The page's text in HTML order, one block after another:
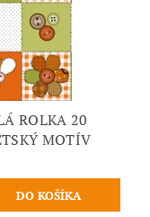
ROLKA 20
MOTÍV